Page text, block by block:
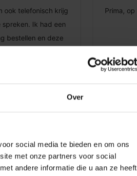
Over
social media te bieden en om ons
met onze partners voor social
andere informatie die u aan ze heeft